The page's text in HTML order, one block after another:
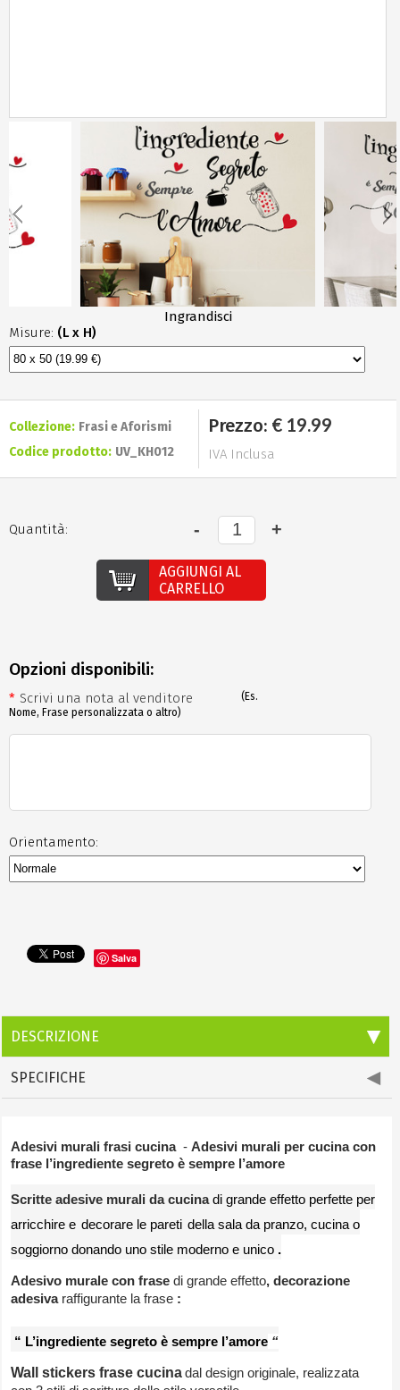
Ingrandisci
Salva
Collezione: Frasi e Aforismi
Codice prodotto: UV_KH012
Prezzo: € 19.99
IVA Inclusa
Opzioni disponibili:
Misure: (L x H)
Orientamento:
Quantità:
* Scrivi una nota al venditore
(Es.
Nome, Frase personalizzata o altro)
AGGIUNGI AL
CARRELLO
DESCRIZIONE
SPECIFICHE
Adesivi murali frasi cucina -Adesivi murali per cucina con
frase l’ingrediente segreto è sempre l’amore
Scritte adesive murali da cucinadi grande effetto perfette per
arricchire e decorare le pareti della sala da pranzo, cucina o
soggiorno donando uno stile moderno e unico .
Adesivo murale con frasedi grande effetto, decorazione
adesiva raffigurante la frase :
“ L’ingrediente segreto è sempre l’amore “
Wall stickers frase cucinadal design originale, realizzata